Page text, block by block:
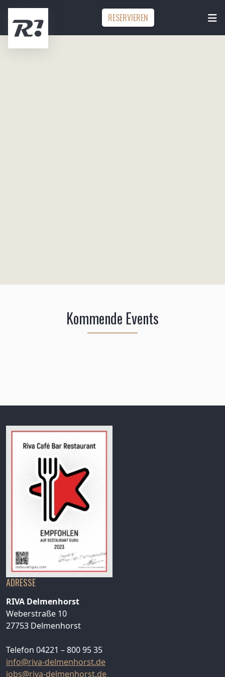
RESERVIEREN
Kommende Events
ADRESSE
RIVA Delmenhorst
Weberstraße 10
27753 Delmenhorst
Telefon 04221 – 800 95 35
info@riva-delmenhorst.de
jobs@riva-delmenhorst.de